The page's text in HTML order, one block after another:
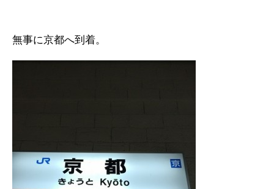
無事に京都へ到着。